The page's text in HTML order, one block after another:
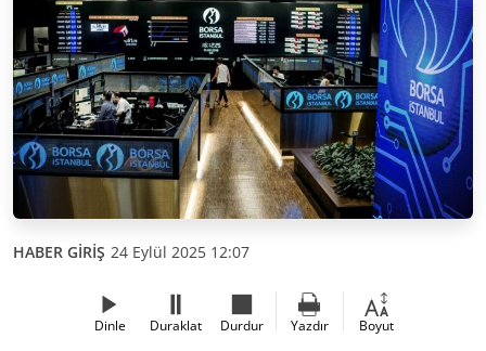
HABER GİRİŞ 24 Eylül 2025 12:07
Dinle Duraklat Durdur Yazdır Boyut